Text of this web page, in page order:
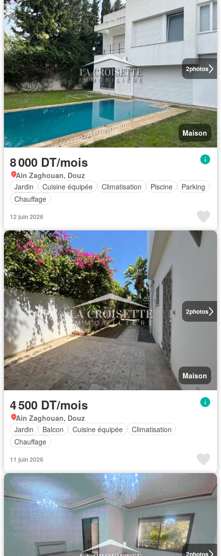
2photos
Maison
8 000 DT/mois
Ain Zaghouan, Douz
Jardin
Cuisine équipée Climatisation Piscine
Parking
Chauffage
12 juin 2026
2photos
Maison
4 500 DT/mois
Ain Zaghouan, Douz
Jardin
Balcon Cuisine équipée
Climatisation
Chauffage
11 juin 2026
2photos